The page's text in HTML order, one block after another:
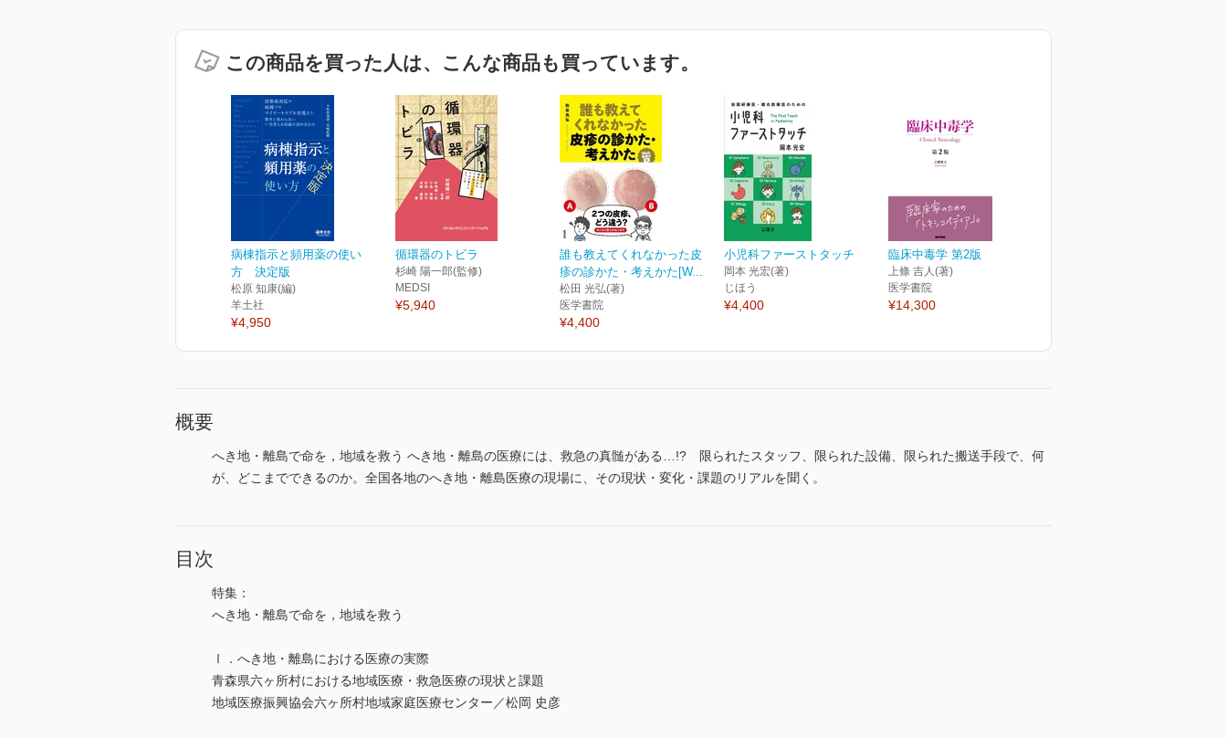
この商品を買った人は、こんな商品も買っています。
病棟指示と頻用薬の使い
方 決定版
松原 知康(編)
羊土社
¥4,950
循環器のトビラ
杉崎 陽一郎(監修)
MEDSI
¥5,940
誰も教えてくれなかった皮
疹の診かた・考えかた[W...
松田 光弘(著)
医学書院
¥4,400
小児科ファーストタッチ
岡本 光宏(著)
じほう
¥4,400
臨床中毒学 第2版
上條 吉人(著)
医学書院
¥14,300
概要
へき地・離島で命を，地域を救う へき地・離島の医療には、救急の真髄がある…!? 限られたスタッフ、限られた設備、限られた搬送手段で、何
が、どこまでできるのか。全国各地のへき地・離島医療の現場に、その現状・変化・課題のリアルを聞く。
目次
特集：
へき地・離島で命を，地域を救う
Ⅰ．へき地・離島における医療の実際
青森県六ヶ所村における地域医療・救急医療の現状と課題
地域医療振興協会六ヶ所村地域家庭医療センター／松岡 史彦